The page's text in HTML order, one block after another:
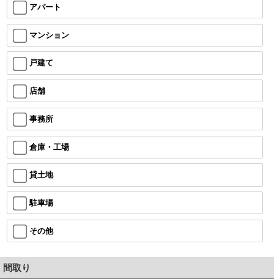
アパート
マンション
戸建て
店舗
事務所
倉庫・工場
貸土地
駐車場
その他
間取り